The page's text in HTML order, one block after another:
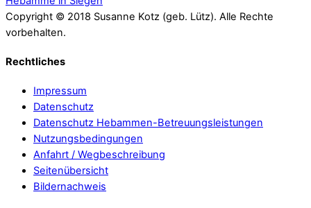
Copyright © 2018 Susanne Kotz (geb. Lütz). Alle Rechte
vorbehalten.
Rechtliches
Impressum
Datenschutz
Datenschutz Hebammen-Betreuungsleistungen
Nutzungsbedingungen
Anfahrt / Wegbeschreibung
Seitenübersicht
Bildernachweis